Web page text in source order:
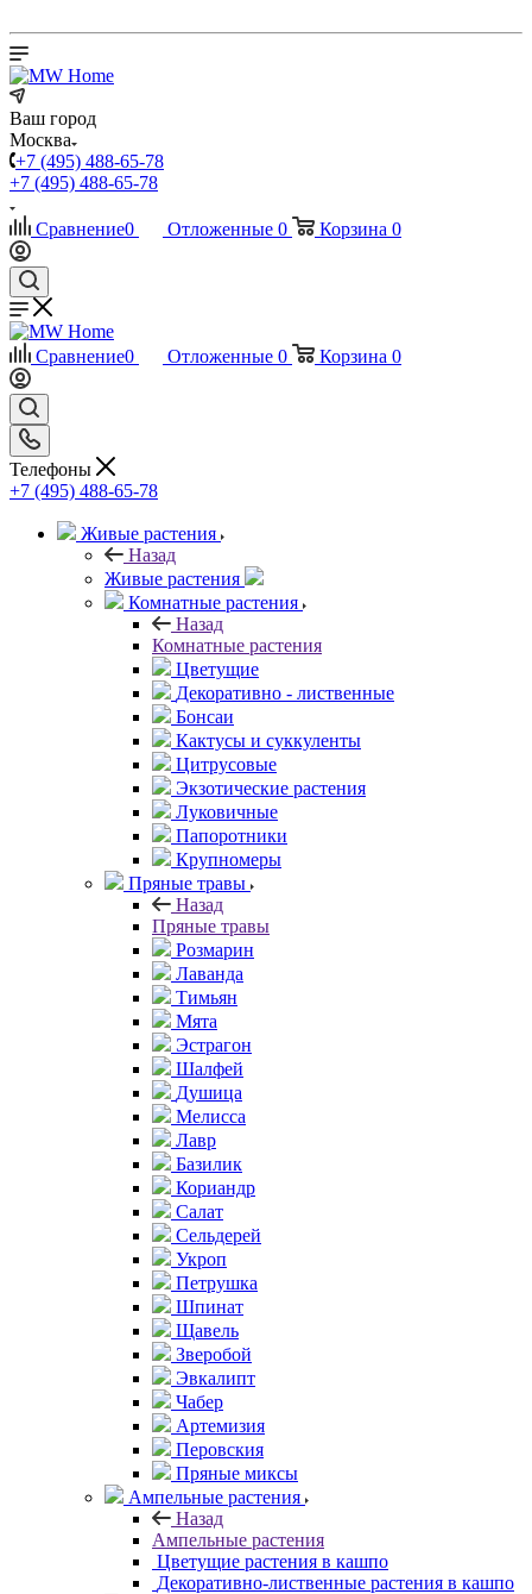
Ваш город
Москва
+7 (495) 488-65-78
+7 (495) 488-65-78
Сравнение0 Отложенные 0 Корзина 0
Сравнение0 Отложенные 0 Корзина 0
Телефоны
+7 (495) 488-65-78
Живые растения
Назад
Живые растения
Комнатные растения
Назад
Комнатные растения
Цветущие
Декоративно - лиственные
Бонсаи
Кактусы и суккуленты
Цитрусовые
Экзотические растения
Луковичные
Папоротники
Крупномеры
Пряные травы
Назад
Пряные травы
Розмарин
Лаванда
Тимьян
Мята
Эстрагон
Шалфей
Душица
Мелисса
Лавр
Базилик
Кориандр
Салат
Сельдерей
Укроп
Петрушка
Шпинат
Щавель
Зверобой
Эвкалипт
Чабер
Артемизия
Перовския
Пряные миксы
Ампельные растения
Назад
Ампельные растения
Цветущие растения в кашпо
Декоративно-лиственные растения в кашпо